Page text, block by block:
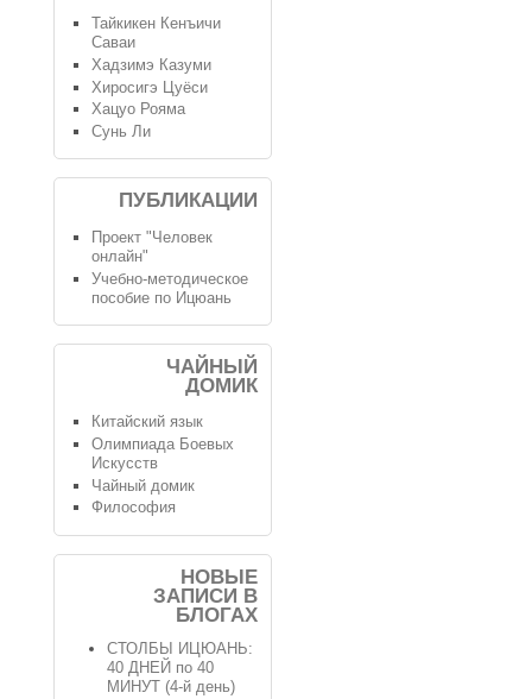
Тайкикен Кенъичи
Саваи
Хадзимэ Казуми
Хиросигэ Цуёси
Хацуо Рояма
Сунь Ли
ПУБЛИКАЦИИ
Проект "Человек
онлайн"
Учебно-методическое
пособие по Ицюань
ЧАЙНЫЙ
ДОМИК
Китайский язык
Олимпиада Боевых
Искусств
Чайный домик
Философия
НОВЫЕ
ЗАПИСИ В
БЛОГАХ
СТОЛБЫ ИЦЮАНЬ:
40 ДНЕЙ по 40
МИНУТ (4-й день)